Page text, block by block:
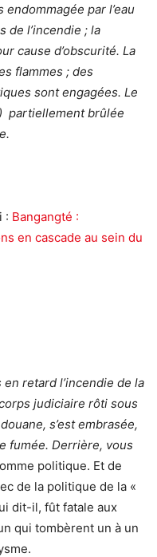
endommagée par l’eau
de l’incendie ; la
cause d’obscurité. La
flammes ; des
sont engagées. Le
partiellement brûlée
: Bangangté :
en cascade au sein du
retard l’incendie de la
judiciaire rôti sous
s’est embrasée,
fumée. Derrière, vous
politique. Et de
de la politique de la «
dit-il, fût fatale aux
qui tombèrent un à un